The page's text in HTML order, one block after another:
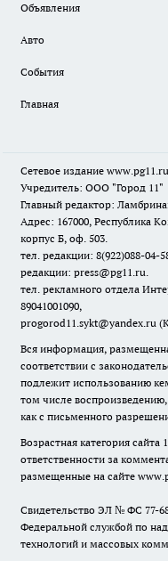
Объявления
Авто
События
Главная
Сетевое издание www.pg11.ru
Учредитель: ООО "Город 11"
Главный редактор:
Адрес: 167000, Республика
корпус Б, оф. 503.
тел. редакции: 8(922)088-04-
редакции: press@pg11.ru.
тел. рекламного отдела
89041001090,
progorod11.sykt@yandex.ru
Вся информация,
соответствии с
подлежит использованию
том числе
как с письменного
Возрастная категория сайта
ответственности за
размещенные на сайте
Свидетельство ЭЛ № ФС 77-
Федеральной службой по
технологий и массовых